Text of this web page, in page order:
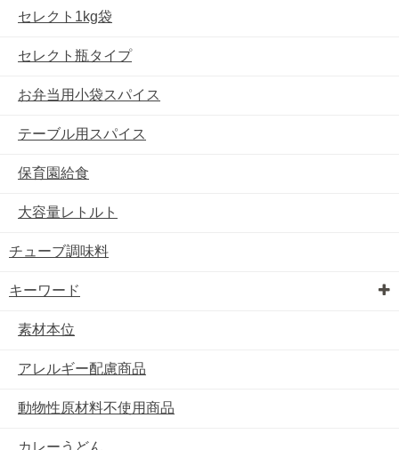
セレクト1kg袋
セレクト瓶タイプ
お弁当用小袋スパイス
テーブル用スパイス
保育園給食
大容量レトルト
チューブ調味料
キーワード
素材本位
アレルギー配慮商品
動物性原材料不使用商品